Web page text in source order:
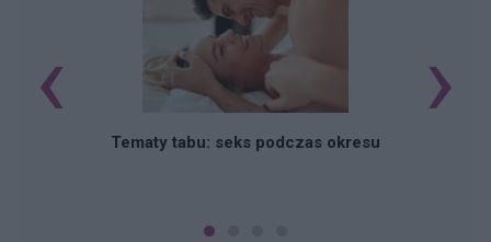
Tematy tabu: seks podczas okresu
‹ ›